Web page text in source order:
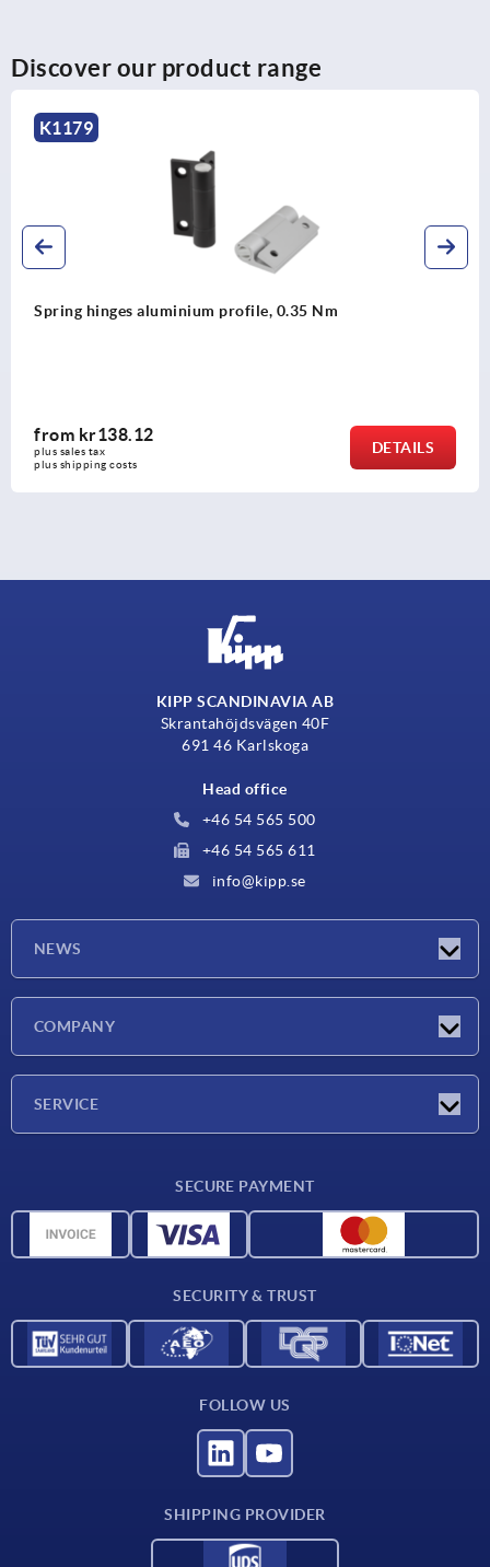
Discover our product range
K1179
Spring hinges aluminium profile, 0.35 Nm
from kr138.12
plus sales tax
plus shipping costs
DETAILS
KIPP SCANDINAVIA AB
Skrantahöjdsvägen 40F
691 46 Karlskoga
Head office
+46 54 565 500
+46 54 565 611
info@kipp.se
NEWS
COMPANY
SERVICE
CAD data
SECURE PAYMENT
SECURITY & TRUST
FOLLOW US
SHIPPING PROVIDER